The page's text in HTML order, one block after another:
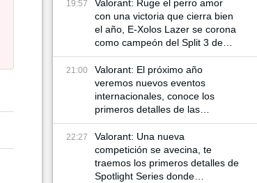
19:57
Valorant: Ruge el perro amor
con una victoria que cierra bien
el año, E-Xolos Lazer se corona
como campeón del Split 3 de
VCL Norte
21:00
Valorant: El próximo año
veremos nuevos eventos
internacionales, conoce los
primeros detalles de las
siguientes competencias
internacionales de VCT
22:27
Valorant: Una nueva
competición se avecina, te
traemos los primeros detalles de
Spotlight Series donde